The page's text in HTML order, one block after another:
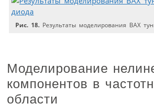
Рис. 18. Результаты моделирования ВАХ
Моделирование
компонентов в
области